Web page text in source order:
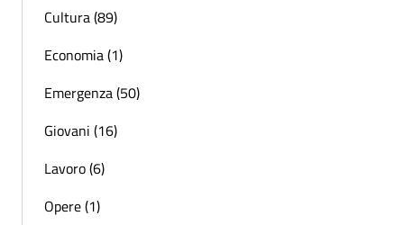
Cultura (89)
Economia (1)
Emergenza (50)
Giovani (16)
Lavoro (6)
Opere (1)